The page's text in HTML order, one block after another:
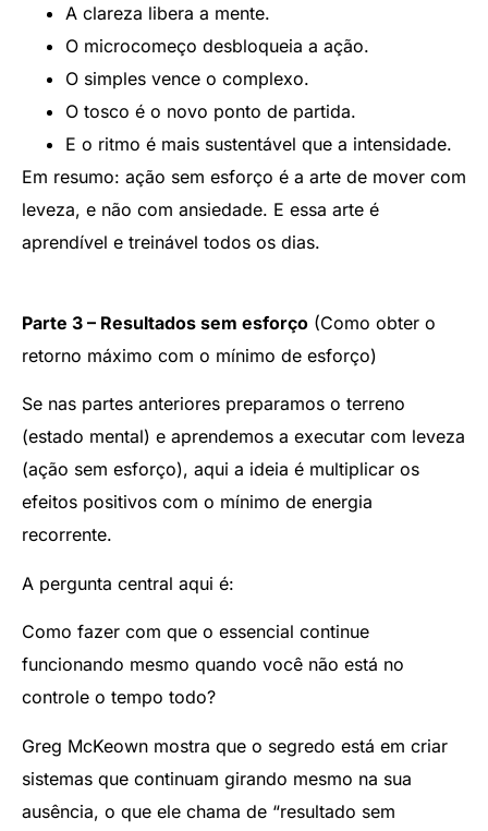
A clareza libera a mente.
O microcomeço desbloqueia a ação.
O simples vence o complexo.
O tosco é o novo ponto de partida.
E o ritmo é mais sustentável que a intensidade.
Em resumo: ação sem esforço é a arte de mover com
leveza, e não com ansiedade. E essa arte é
aprendível e treinável todos os dias.
Parte 3 – Resultados sem esforço (Como obter o
retorno máximo com o mínimo de esforço)
Se nas partes anteriores preparamos o terreno
(estado mental) e aprendemos a executar com leveza
(ação sem esforço), aqui a ideia é multiplicar os
efeitos positivos com o mínimo de energia
recorrente.
A pergunta central aqui é:
Como fazer com que o essencial continue
funcionando mesmo quando você não está no
controle o tempo todo?
Greg McKeown mostra que o segredo está em criar
sistemas que continuam girando mesmo na sua
ausência, o que ele chama de “resultado sem